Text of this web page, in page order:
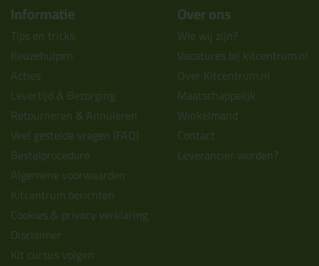
Informatie
Tips en tricks
Keuzehulpen
Acties
Levertijd & Bezorging
Retourneren & Annuleren
Veel gestelde vragen (FAQ)
Bestelprocedure
Algemene voorwaarden
Kitcentrum berichten
Cookies & privacy verklaring
Disclaimer
Kit cursus volgen
Over ons
Wie wij zijn?
Vacatures bij kitcentrum.nl
Over Kitcentrum.nl
Maatschappelijk
Winkelmand
Contact
Leverancier worden?